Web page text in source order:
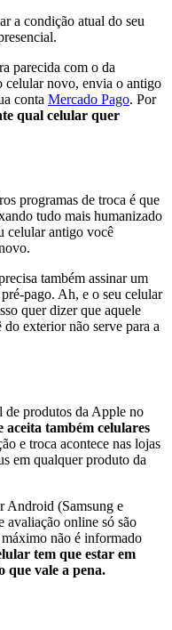
a condição atual do seu
parecida com o da
celular novo, envia o antigo
conta Mercado Pago. Por
qual celular quer
programas de troca é que
tudo mais humanizado
celular antigo você
também assinar um
pago. Ah, e o seu celular
quer dizer que aquele
exterior não serve para a
de produtos da Apple no
também celulares
e troca acontece nas lojas
em qualquer produto da
Android (Samsung e
avaliação online só são
não é informado
tem que estar em
que vale a pena.